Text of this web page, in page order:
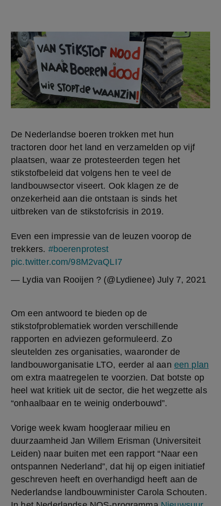
De Nederlandse boeren trokken met hun
tractoren door het land en verzamelden op vijf
plaatsen, waar ze protesteerden tegen het
stikstofbeleid dat volgens hen te veel de
landbouwsector viseert. Ook klagen ze de
onzekerheid aan die ontstaan is sinds het
uitbreken van de stikstofcrisis in 2019.
Even een impressie van de leuzen voorop de
trekkers. #boerenprotest
pic.twitter.com/98M2vaQLI7
— Lydia van Rooijen ? (@Lydienee)July 7, 2021
Om een antwoord te bieden op de
stikstofproblematiek worden verschillende
rapporten en adviezen geformuleerd. Zo
sleutelden zes organisaties, waaronder de
landbouworganisatie LTO, eerder al aan een plan
om extra maatregelen te voorzien. Dat botste op
heel wat kritiek uit de sector, die het wegzette als
“onhaalbaar en te weinig onderbouwd”.
Vorige week kwam hoogleraar milieu en
duurzaamheid Jan Willem Erisman (Universiteit
Leiden) naar buiten met een rapport “Naar een
ontspannen Nederland”, dat hij op eigen initiatief
geschreven heeft en overhandigd heeft aan de
Nederlandse landbouwminister Carola Schouten.